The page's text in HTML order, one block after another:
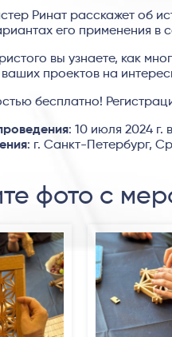
Ринат расскажет об
его применения в
вы узнаете, как
проектов на
бесплатно!
: 10 июля 2024 г.
: г. Санкт-Петербург,
фото с